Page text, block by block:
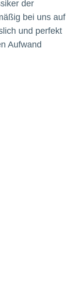
der
bei uns auf
und perfekt
Aufwand